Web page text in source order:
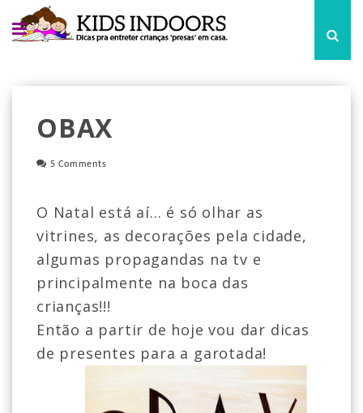
OBAX
5 Comments
O Natal está aí... é só olhar as
vitrines, as decorações pela cidade,
algumas propagandas na tv e
principalmente na boca das
crianças!!!
Então a partir de hoje vou dar dicas
de presentes para a garotada!